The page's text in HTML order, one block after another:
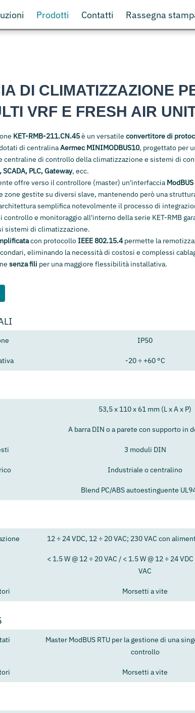
Prodotti Contatti Rassegna
DI CLIMATIZZAZIONE
VRF E FRESH AIR
KET-RMB-211.CN.45è un versatile convertitore di
di centralinaAermec MINIMODBUS10, progettato per
centraline di controllo della climatizzazione e sistemi di
SCADA, PLC, Gateway, ecc.
offre verso il controllore (master) un'interfaccia
zone gestite su diversi slave, mantenendo però una
semplifica notevolmente il processo di
e monitoraggio all'interno della serie KET-RMB
sistemi di climatizzazione.
con protocolloIEEE 802.15.4permette la
eliminando la necessità di costosi e complessi
senza fili per una maggiore flessibilità installativa.
IP50
-20 ÷ +60 °C
53,5 x 110 x 61 mm (L x A x P)
A barra DIN o a parete con supporto in
3 moduli DIN
Industriale o centralino
Blend PC/ABS autoestinguente
12 ÷ 24 VDC, 12 ÷ 20 VAC; 230 VAC con
< 1.5 W @ 12 ÷ 20 VAC / < 1.5 W @ 12 ÷ 24
VAC
Morsetti a vite
Master ModBUS RTU per la gestione di una
controllo
Morsetti a vite